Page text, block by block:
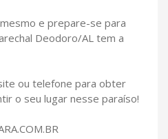
e prepare-se para
Deodoro/AL tem a
ou telefone para obter
o seu lugar nesse paraíso!